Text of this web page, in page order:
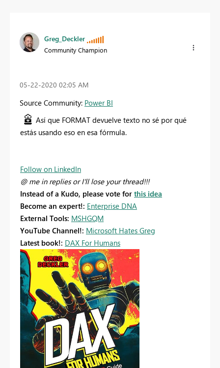
Greg_Deckler
Community Champion
‎05-22-2020 02:05 AM
Source Community: Power BI
Así que FORMAT devuelve texto no sé por qué
estás usando eso en esa fórmula.
Follow on LinkedIn
@ me in replies or I'll lose your thread!!!
Instead of a Kudo, please vote for this idea
Become an expert!: Enterprise DNA
External Tools: MSHGQM
YouTube Channel!: Microsoft Hates Greg
Latest book!: DAX For Humans